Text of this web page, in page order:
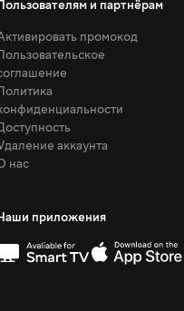
и партнёрам
промокод
аккаунта
нас
приложения